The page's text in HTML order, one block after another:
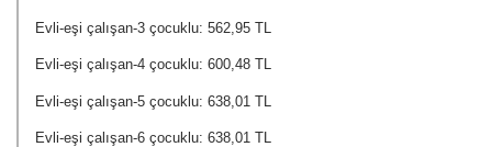
Evli-eşi çalışan-3 çocuklu: 562,95 TL
Evli-eşi çalışan-4 çocuklu: 600,48 TL
Evli-eşi çalışan-5 çocuklu: 638,01 TL
Evli-eşi çalışan-6 çocuklu: 638,01 TL